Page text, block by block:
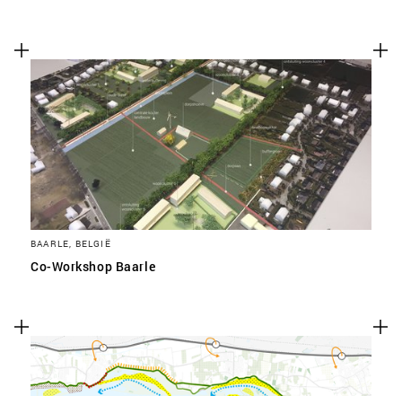
BAARLE, BELGIË
Co-Workshop Baarle